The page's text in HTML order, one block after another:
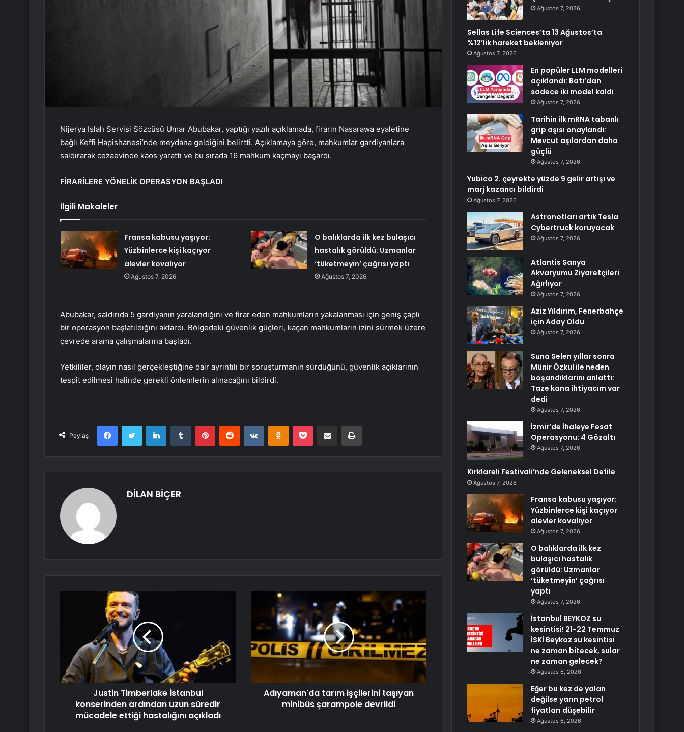
Nijerya Islah Servisi Sözcüsü Umar Abubakar, yaptığı yazılı açıklamada, firarın Nasarawa eyaletine
bağlı Keffi Hapishanesi’nde meydana geldiğini belirtti. Açıklamaya göre, mahkumlar gardiyanlara
saldırarak cezaevinde kaos yarattı ve bu sırada 16 mahkum kaçmayı başardı.
FİRARİLERE YÖNELİK OPERASYON BAŞLADI
İlgili Makaleler
Fransa kabusu yaşıyor:
Yüzbinlerce kişi kaçıyor
alevler kovalıyor
Ağustos 7, 2026
O balıklarda ilk kez bulaşıcı
hastalık görüldü: Uzmanlar
‘tüketmeyin’ çağrısı yaptı
Ağustos 7, 2026
Abubakar, saldırıda 5 gardiyanın yaralandığını ve firar eden mahkumların yakalanması için geniş çaplı
bir operasyon başlatıldığını aktardı. Bölgedeki güvenlik güçleri, kaçan mahkumların izini sürmek üzere
çevrede arama çalışmalarına başladı.
Yetkililer, olayın nasıl gerçekleştiğine dair ayrıntılı bir soruşturmanın sürdüğünü, güvenlik açıklarının
tespit edilmesi halinde gerekli önlemlerin alınacağını bildirdi.
Paylaş
FacebookTwitter LinkedInTumblr PinterestReddit VKontakteOdnoklassniki
Pocket E-Posta ile paylaş Yazdır
DİLAN BİÇER
Justin Timberlake İstanbul
konserinden ardından uzun süredir
mücadele ettiği hastalığını açıkladı
Adıyaman'da tarım işçilerini taşıyan
minibüs şarampole devrildi
Ağustos 7, 2026
Sellas Life Sciences’ta 13 Ağustos’ta
%12’lik hareket bekleniyor
Ağustos 7, 2026
En popüler LLM modelleri
açıklandı: Batı’dan
sadece iki model kaldı
Ağustos 7, 2026
Tarihin ilk mRNA tabanlı
grip aşısı onaylandı:
Mevcut aşılardan daha
güçlü
Ağustos 7, 2026
Yubico 2. çeyrekte yüzde 9 gelir artışı ve
marj kazancı bildirdi
Ağustos 7, 2026
Astronotları artık Tesla
Cybertruck koruyacak
Ağustos 7, 2026
Atlantis Sanya
Akvaryumu Ziyaretçileri
Ağırlıyor
Ağustos 7, 2026
Aziz Yıldırım, Fenerbahçe
için Aday Oldu
Ağustos 7, 2026
Suna Selen yıllar sonra
Münir Özkul ile neden
boşandıklarını anlattı:
Taze kana ihtiyacım var
dedi
Ağustos 7, 2026
İzmir’de İhaleye Fesat
Operasyonu: 4 Gözaltı
Ağustos 7, 2026
Kırklareli Festivali’nde Geleneksel Defile
Ağustos 7, 2026
Fransa kabusu yaşıyor:
Yüzbinlerce kişi kaçıyor
alevler kovalıyor
Ağustos 7, 2026
O balıklarda ilk kez
bulaşıcı hastalık
görüldü: Uzmanlar
‘tüketmeyin’ çağrısı
yaptı
Ağustos 7, 2026
İstanbul BEYKOZ su
kesintisi! 21-22 Temmuz
İSKİ Beykoz su kesintisi
ne zaman bitecek, sular
ne zaman gelecek?
Ağustos 6, 2026
Eğer bu kez de yalan
değilse yarın petrol
fiyatları düşebilir
Ağustos 6, 2026